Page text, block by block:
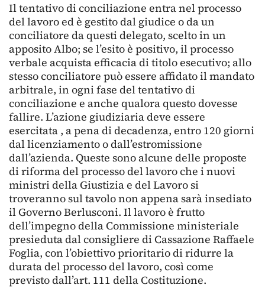
Il tentativo di conciliazione entra nel processo
del lavoro ed è gestito dal giudice o da un
conciliatore da questi delegato, scelto in un
apposito Albo; se l’esito è positivo, il processo
verbale acquista efficacia di titolo esecutivo; allo
stesso conciliatore può essere affidato il mandato
arbitrale, in ogni fase del tentativo di
conciliazione e anche qualora questo dovesse
fallire. L’azione giudiziaria deve essere
esercitata , a pena di decadenza, entro 120 giorni
dal licenziamento o dall’estromissione
dall’azienda. Queste sono alcune delle proposte
di riforma del processo del lavoro che i nuovi
ministri della Giustizia e del Lavoro si
troveranno sul tavolo non appena sarà insediato
il Governo Berlusconi. Il lavoro è frutto
dell’impegno della Commissione ministeriale
presieduta dal consigliere di Cassazione Raffaele
Foglia, con l’obiettivo prioritario di ridurre la
durata del processo del lavoro, così come
previsto dall’art. 111 della Costituzione.